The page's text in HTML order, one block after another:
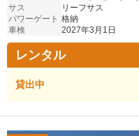
サス
リーフサス
パワーゲート 格納
車検
2027年3月1日
レンタル
貸出中